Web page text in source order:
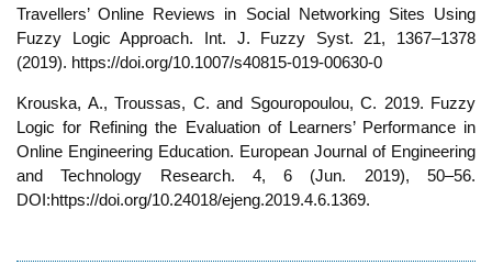
Travellers’ Online Reviews in Social Networking Sites Using
Fuzzy Logic Approach. Int. J. Fuzzy Syst. 21, 1367–1378
(2019). https://doi.org/10.1007/s40815-019-00630-0
Krouska, A., Troussas, C. and Sgouropoulou, C. 2019. Fuzzy
Logic for Refining the Evaluation of Learners’ Performance in
Online Engineering Education. European Journal of Engineering
and Technology Research. 4, 6 (Jun. 2019), 50–56.
DOI:https://doi.org/10.24018/ejeng.2019.4.6.1369.